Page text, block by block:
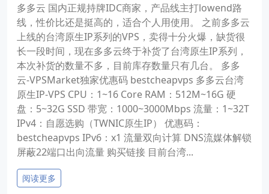
多多云 国内正规持牌IDC商家，产品线主打lowend路
线，性价比还是挺高的，适合个人用使用。 之前多多云
上线的台湾原生IP系列的VPS，卖得十分火爆，缺货很
长一段时间，现在多多云终于补货了台湾原生IP系列，
本次补货的数量不多，目前库存数量只有几台。 多多
云-VPSMarket独家优惠码 bestcheapvps 多多云台湾
原生IP-VPS CPU：1~16 Core RAM：512M~16G 硬
盘：5~32G SSD 带宽：1000~3000Mbps 流量：1~32T
IPv4：自愿选购（TWNIC原生IP） 优惠码：
bestcheapvps IPv6：x1 流量双向计算 DNS流媒体解锁
屏蔽22端口出向流量 购买链接 目前台湾...
阅读更多